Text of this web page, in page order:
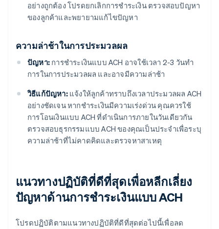
อย่างถูกต้อง โปรดยกเลิกการชําระเงิน ตรวจสอบปัญหา
ของลูกค้าและพยายามแก้ไขปัญหา
ความล่าช้าในการประมวลผล
ปัญหา: การชําระเงินแบบ ACH อาจใช้เวลา 2-3 วันทํา
การในการประมวลผล และอาจมีความล่าช้า
วิธีแก้ปัญหา:แจ้งให้ลูกค้าทราบถึงเวลาประมวลผล ACH
อย่างชัดเจน หากชําระเงินมีความเร่งด่วน คุณควรใช้
การโอนเงินแบบ ACH ที่ดำเนินการภายในวันเดียวกัน
ตรวจสอบธุรกรรมแบบ ACH ของคุณเป็นประจําเพื่อระบุ
ความล่าช้าที่ไม่คาดคิดและตรวจหาสาเหตุ
แนวทางปฏิบัติที่ดีที่สุดเพื่อหลีกเลี่ยง
ปัญหาด้านการชําระเงินแบบ ACH
โปรดปฏิบัติตามแนวทางปฏิบัติที่ดีที่สุดต่อไปนี้เพื่อลด